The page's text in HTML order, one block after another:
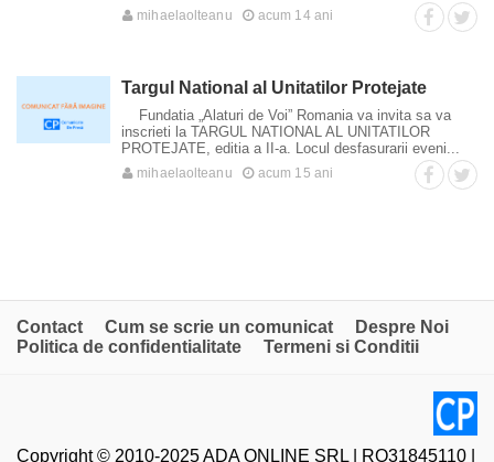
mihaelaolteanu acum 14 ani
Targul National al Unitatilor Protejate
Fundatia „Alaturi de Voi” Romania va invita sa va
inscrieti la TARGUL NATIONAL AL UNITATILOR
PROTEJATE, editia a II-a. Locul desfasurarii eveni...
mihaelaolteanu acum 15 ani
Contact Cum se scrie un comunicat
Despre Noi
Politica de confidentialitate
Termeni si Conditii
Copyright © 2010-2025 ADA ONLINE SRL | RO31845110 |